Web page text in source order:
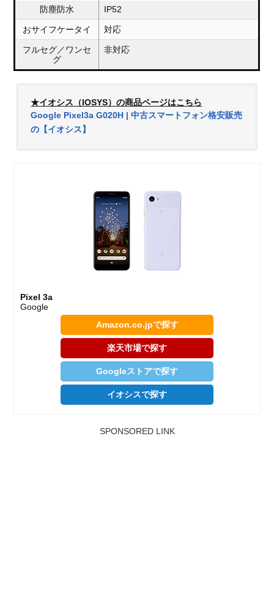
防塵防水 IP52
おサイフケータイ 対応
フルセグ／ワンセ
グ
非対応
★イオシス（IOSYS）の商品ページはこちら
Google Pixel3a G020H | 中古スマートフォン格安販売
の【イオシス】
Pixel 3a
Google
Amazon.co.jpで探す
楽天市場で探す
Googleストアで探す
イオシスで探す
SPONSORED LINK